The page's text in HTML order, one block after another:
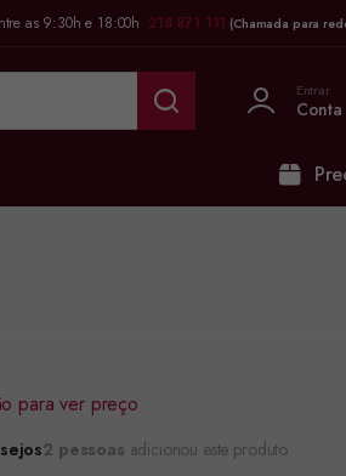
as 9:30h e 18:00h 218 871 111 (Chamada para
Entrar
Conta
para ver preço
2 pessoas adicionou este produto